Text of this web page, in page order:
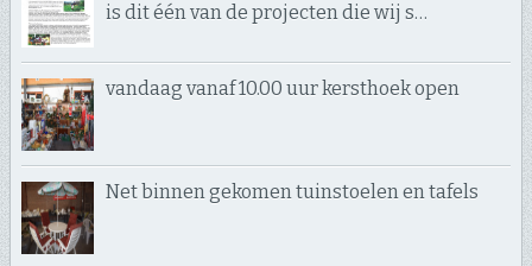
is dit één van de projecten die wij s…
vandaag vanaf 10.00 uur kersthoek open
Net binnen gekomen tuinstoelen en tafels